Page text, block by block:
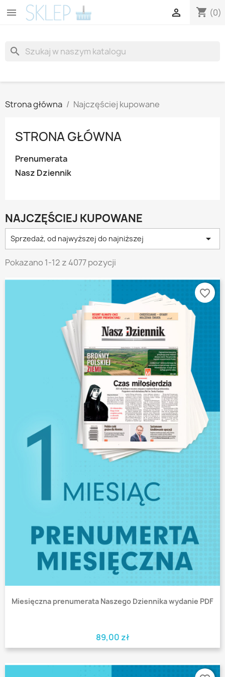
 shopping_cart (0)

search
Strona główna Najczęściej kupowane
STRONA GŁÓWNA
Prenumerata
Nasz Dziennik
NAJCZĘŚCIEJ KUPOWANE
Sprzedaż, od najwyższej do najniższej 
Pokazano 1-12 z 4077 pozycji
Miesięczna prenumerata Naszego Dziennika wydanie PDF
89,00 zł
favorite_border